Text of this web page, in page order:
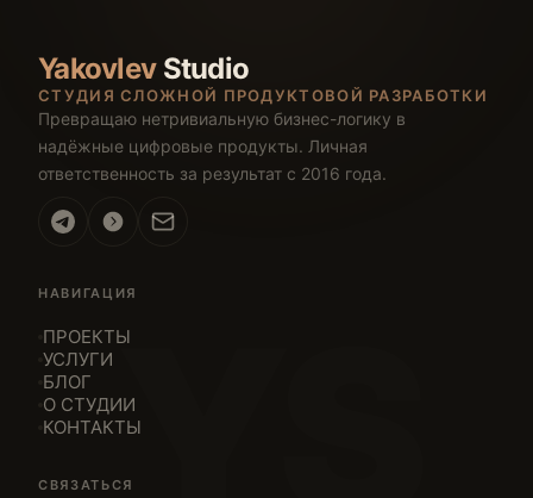
YS
YakovlevStudio
СТУДИЯ СЛОЖНОЙ ПРОДУКТОВОЙ РАЗРАБОТКИ
Превращаю нетривиальную бизнес-логику в
надёжные цифровые продукты. Личная
ответственность за результат с 2016 года.
НАВИГАЦИЯ
ПРОЕКТЫ
УСЛУГИ
БЛОГ
О СТУДИИ
КОНТАКТЫ
СВЯЗАТЬСЯ